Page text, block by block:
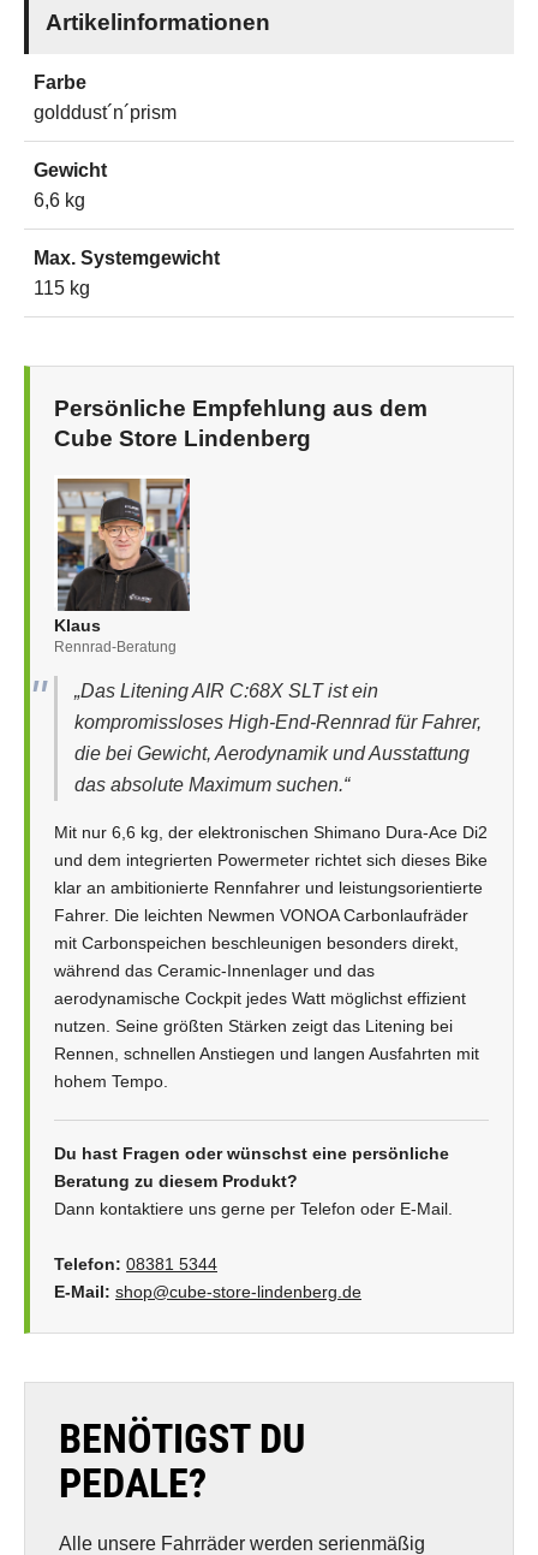
Artikelinformationen
Farbe
golddust´n´prism
Gewicht
6,6 kg
Max. Systemgewicht
115 kg
Persönliche Empfehlung aus dem
Cube Store Lindenberg
Klaus
Rennrad-Beratung
„Das Litening AIR C:68X SLT ist ein
kompromissloses High-End-Rennrad für Fahrer,
die bei Gewicht, Aerodynamik und Ausstattung
das absolute Maximum suchen.“
Mit nur 6,6 kg, der elektronischen Shimano Dura-Ace Di2
und dem integrierten Powermeter richtet sich dieses Bike
klar an ambitionierte Rennfahrer und leistungsorientierte
Fahrer. Die leichten Newmen VONOA Carbonlaufräder
mit Carbonspeichen beschleunigen besonders direkt,
während das Ceramic-Innenlager und das
aerodynamische Cockpit jedes Watt möglichst effizient
nutzen. Seine größten Stärken zeigt das Litening bei
Rennen, schnellen Anstiegen und langen Ausfahrten mit
hohem Tempo.
Du hast Fragen oder wünschst eine persönliche
Beratung zu diesem Produkt?
Dann kontaktiere uns gerne per Telefon oder E-Mail.
Telefon: 08381 5344
E-Mail: shop@cube-store-lindenberg.de
BENÖTIGST DU
PEDALE?
Alle unsere Fahrräder werden serienmäßig